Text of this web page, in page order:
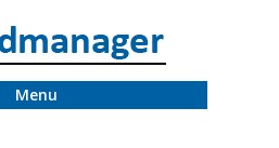
Menu